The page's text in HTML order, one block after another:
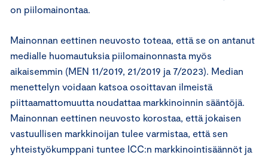
on piilomainontaa.
Mainonnan eettinen neuvosto toteaa, että se on antanut
medialle huomautuksia piilomainonnasta myös
aikaisemmin (MEN 11/2019, 21/2019 ja 7/2023). Median
menettelyn voidaan katsoa osoittavan ilmeistä
piittaamattomuutta noudattaa markkinoinnin sääntöjä.
Mainonnan eettinen neuvosto korostaa, että jokaisen
vastuullisen markkinoijan tulee varmistaa, että sen
yhteistyökumppani tuntee ICC:n markkinointisäännöt ja